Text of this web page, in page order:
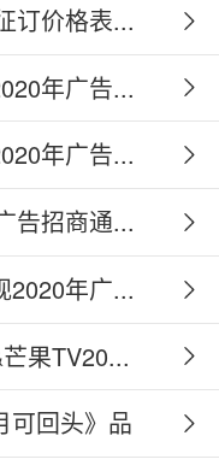
订价格表...
年广告...
年广告...
告招商通...
2020年广...
果TV20...
可回头》品